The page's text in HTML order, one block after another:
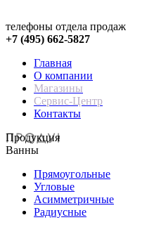
телефоны отдела продаж
+7 (495) 662-5827
Главная
О компании
Магазины
Сервис-Центр
Контакты
Продукция
Ванны
Прямоугольные
Угловые
Асимметричные
Радиусные